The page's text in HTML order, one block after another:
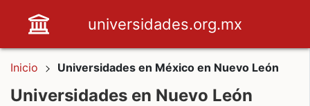
universidades.org.mx
Inicio Universidades en México en Nuevo León
Universidades en Nuevo León